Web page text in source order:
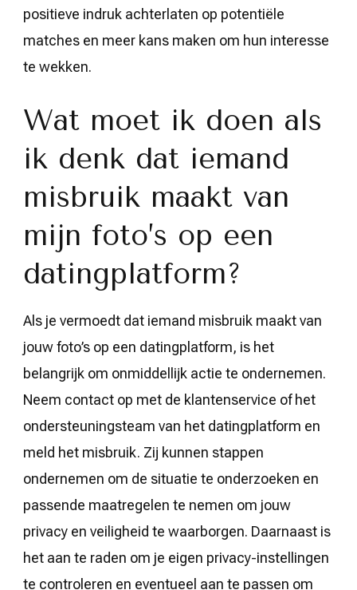
positieve indruk achterlaten op potentiële
matches en meer kans maken om hun interesse
te wekken.
Wat moet ik doen als
ik denk dat iemand
misbruik maakt van
mijn foto’s op een
datingplatform?
Als je vermoedt dat iemand misbruik maakt van
jouw foto’s op een datingplatform, is het
belangrijk om onmiddellijk actie te ondernemen.
Neem contact op met de klantenservice of het
ondersteuningsteam van het datingplatform en
meld het misbruik. Zij kunnen stappen
ondernemen om de situatie te onderzoeken en
passende maatregelen te nemen om jouw
privacy en veiligheid te waarborgen. Daarnaast is
het aan te raden om je eigen privacy-instellingen
te controleren en eventueel aan te passen om